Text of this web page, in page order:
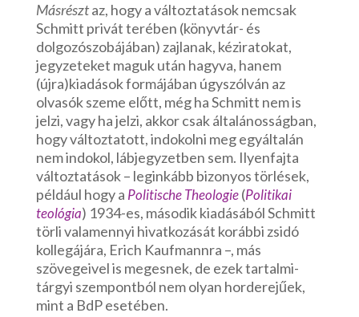
Másrésztaz, hogy a változtatások nemcsak
Schmitt privát terében (könyvtár- és
dolgozószobájában) zajlanak, kéziratokat,
jegyzeteket maguk után hagyva, hanem
(újra)kiadások formájában úgyszólván az
olvasók szeme előtt, még ha Schmitt nem is
jelzi, vagy ha jelzi, akkor csak általánosságban,
hogy változtatott, indokolni meg egyáltalán
nem indokol, lábjegyzetben sem. Ilyenfajta
változtatások – leginkább bizonyos törlések,
például hogy a Politische Theologie (Politikai
teológia) 1934-es, második kiadásából Schmitt
törli valamennyi hivatkozását korábbi zsidó
kollegájára, Erich Kaufmannra –, más
szövegeivel is megesnek, de ezek tartalmi-
tárgyi szempontból nem olyan horderejűek,
mint a BdP esetében.